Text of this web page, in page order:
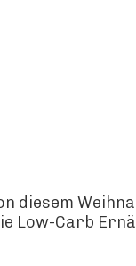
diesem
Low-Carb